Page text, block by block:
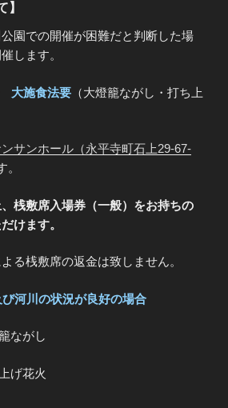
】
園での開催が困難だと判断した場
します。
大施食法要 （大燈籠ながし・打ち上
ンサンホール（永平寺町石上29-67-
桟敷席入場券（一般）をお持ちの
けます。
桟敷席の返金は致しません。
河川の状況が良好の場合
がし
花火